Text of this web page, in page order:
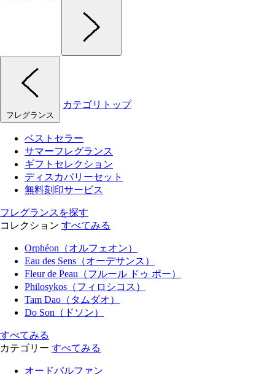
フレグランス
カテゴリトップ
ベストセラー
サマーフレグランス
ギフトセレクション
ディスカバリーセット
無料刻印サービス
フレグランスを探す
コレクション すべてみる
Orphéon（オルフェオン）
Eau des Sens（オーデサンス）
Fleur de Peau（フルール ドゥ ポー）
Philosykos（フィロシコス）
Tam Dao（タムダオ）
Do Son（ドソン）
すべてみる
カテゴリー すべてみる
オードパルファン